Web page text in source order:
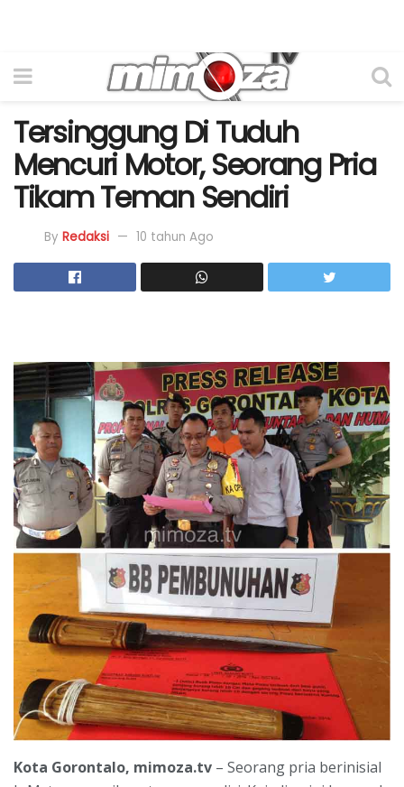
Tersinggung Di Tuduh
Mencuri Motor, Seorang Pria
Tikam Teman Sendiri
By Redaksi 10 tahun Ago
Kota Gorontalo, mimoza.tv – Seorang pria berinisial